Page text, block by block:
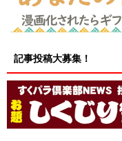
記事投稿大募集！